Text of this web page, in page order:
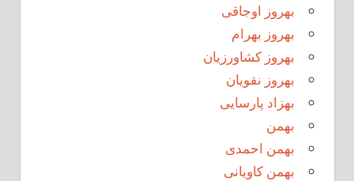
بهروز اوجاقی
بهروز بهرام
بهروز کشاورزیان
بهروز نقویان
بهزاد پارسایی
بهمن
بهمن احمدی
بهمن کاویانی